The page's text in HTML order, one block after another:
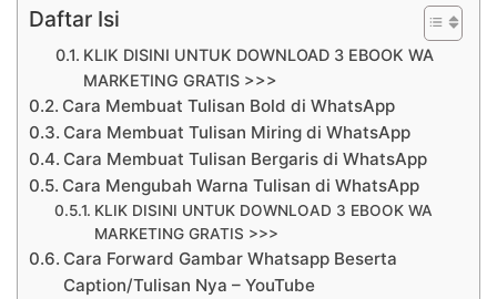
Daftar Isi
KLIK DISINI UNTUK DOWNLOAD 3 EBOOK WA
MARKETING GRATIS >>>
Cara Membuat Tulisan Bold di WhatsApp
Cara Membuat Tulisan Miring di WhatsApp
Cara Membuat Tulisan Bergaris di WhatsApp
Cara Mengubah Warna Tulisan di WhatsApp
KLIK DISINI UNTUK DOWNLOAD 3 EBOOK WA
MARKETING GRATIS >>>
Cara Forward Gambar Whatsapp Beserta
Caption/Tulisan Nya – YouTube